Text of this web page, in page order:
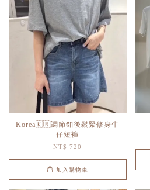
Korea🇰🇷調節釦後鬆緊修身牛
仔短褲
NT$ 720
加入購物車